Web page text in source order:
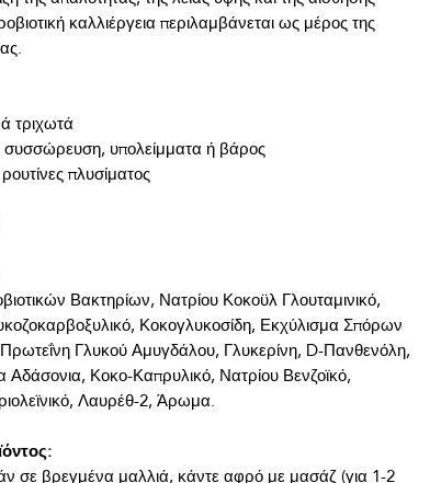
καλλιέργεια περιλαμβάνεται ως μέρος της
τριχωτά
συσσώρευση, υπολείμματα ή βάρος
πλυσίματος
Βακτηρίων, Νατρίου Κοκοϋλ Γλουταμινικό,
Κοκογλυκοσίδη, Εκχύλισμα Σπόρων
Γλυκού Αμυγδάλου, Γλυκερίνη, D-Πανθενόλη,
Κοκο-Καπρυλικό, Νατρίου Βενζοϊκό,
σε βρεγμένα μαλλιά, κάντε αφρό με μασάζ (για 1-2